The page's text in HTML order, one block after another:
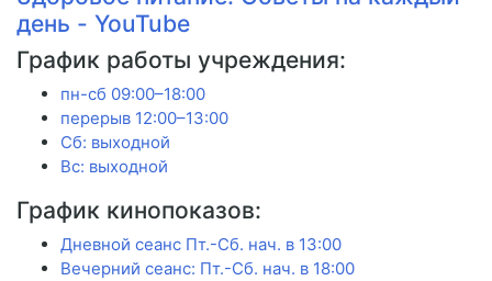
день - YouTube
График работы учреждения:
пн-сб 09:00–18:00
перерыв 12:00–13:00
Сб: выходной
Вс: выходной
График кинопоказов:
Дневной сеанс Пт.-Сб. нач. в 13:00
Вечерний сеанс: Пт.-Сб. нач. в 18:00